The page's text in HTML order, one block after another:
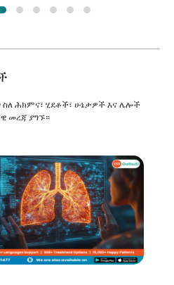
ሕክምና፣ ሂደቶች፣ ሁኔታዎች እና ሌሎች
መረጃ ያግኙ።